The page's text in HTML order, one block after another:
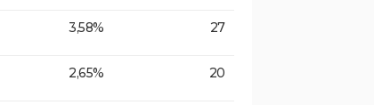
3,58% 27
2,65% 20